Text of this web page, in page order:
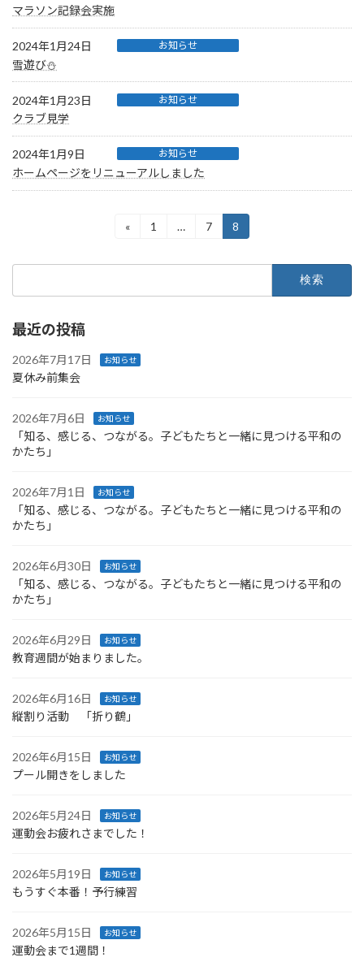
マラソン記録会実施
2024年1月24日 お知らせ
雪遊び⛄
2024年1月23日 お知らせ
クラブ見学
2024年1月9日 お知らせ
ホームページをリニューアルしました
ー
ジ
り
«
固
1 …
固
7
固
定
8
最近の投稿
2026年7月17日 お知らせ
夏休み前集会
2026年7月6日 お知らせ
「知る、感じる、つながる。子どもたちと一緒に見つける平和の
かたち」
2026年7月1日 お知らせ
「知る、感じる、つながる。子どもたちと一緒に見つける平和の
かたち」
2026年6月30日 お知らせ
「知る、感じる、つながる。子どもたちと一緒に見つける平和の
かたち」
2026年6月29日 お知らせ
教育週間が始まりました。
2026年6月16日 お知らせ
縦割り活動 「折り鶴」
2026年6月15日 お知らせ
プール開きをしました
2026年5月24日 お知らせ
運動会お疲れさまでした！
2026年5月19日 お知らせ
もうすぐ本番！予行練習
2026年5月15日 お知らせ
運動会まで1週間！